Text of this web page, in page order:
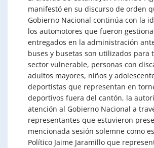
manifestó en su discurso de orden
Gobierno Nacional continúa con la
los automotores que fueron
entregados en la administración
buses y busetas son utilizados para
sector vulnerable, personas con
adultos mayores, niños y
deportistas que representan en
deportivos fuera del cantón, la
atención al Gobierno Nacional a
representantes que estuvieron
mencionada sesión solemne como
Político Jaime Jaramillo que